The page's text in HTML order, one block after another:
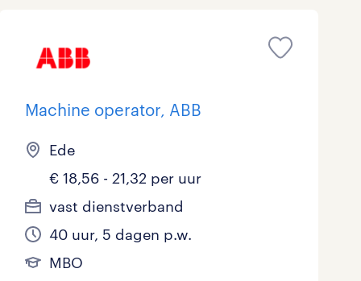
Overheid
Machine operator, ABB
Ede
€ 18,56 - 21,32 per uur
vast dienstverband
40 uur, 5 dagen p.w.
MBO